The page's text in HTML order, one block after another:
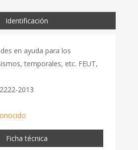
Identificación
en ayuda para los
temporales, etc. FEUT,
2013
Ficha técnica